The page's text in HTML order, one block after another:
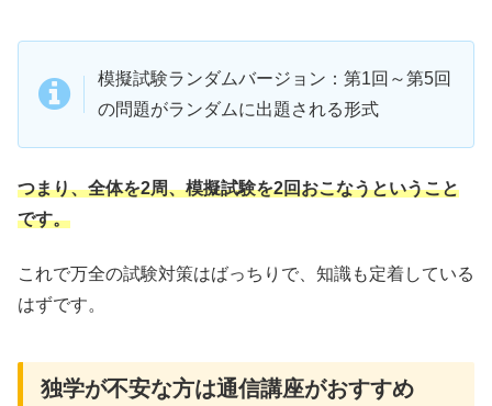
模擬試験ランダムバージョン：第1回～第5回
の問題がランダムに出題される形式
つまり、全体を2周、模擬試験を2回おこなうということ
です。
これで万全の試験対策はばっちりで、知識も定着している
はずです。
独学が不安な方は通信講座がおすすめ